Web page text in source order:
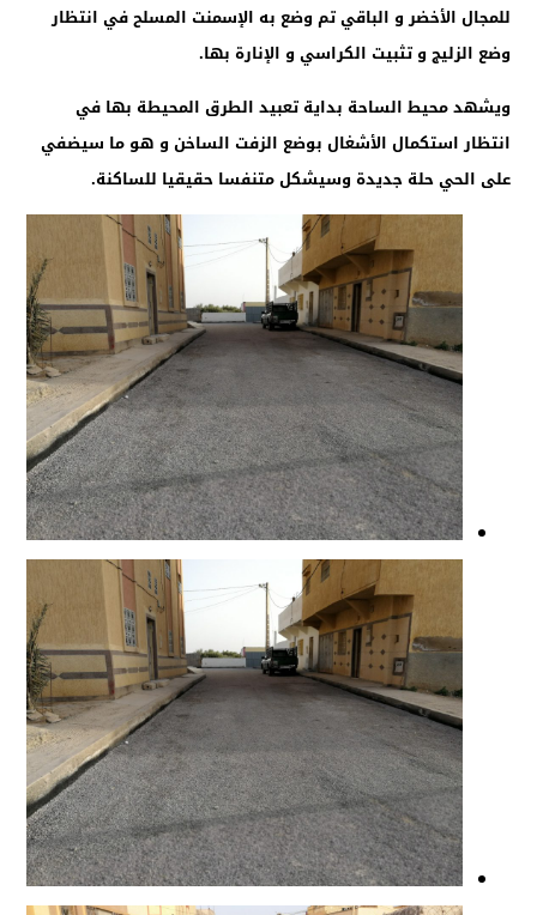
للمجال الأخضر و الباقي تم وضع به الإسمنت المسلح في انتظار
وضع الزليج و تثبيت الكراسي و الإنارة بها.
ويشهد محيط الساحة بداية تعبيد الطرق المحيطة بها في
انتظار استكمال الأشغال بوضع الزفت الساخن و هو ما سيضفي
على الحي حلة جديدة وسيشكل متنفسا حقيقيا للساكنة.